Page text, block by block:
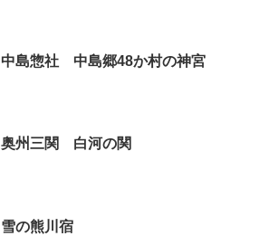
中島惣社 中島郷48か村の神宮
奥州三関 白河の関
雪の熊川宿